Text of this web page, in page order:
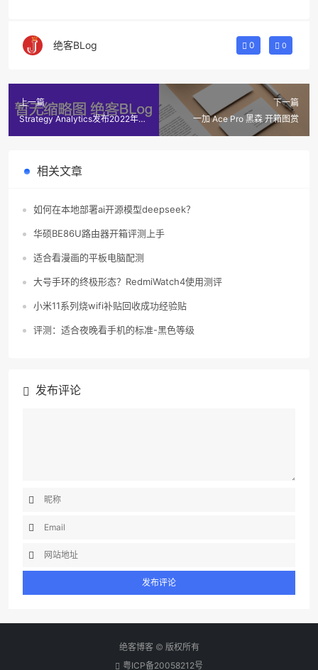
绝客BLog 0 0
上一篇
Strategy Analytics发布2022年
下一篇
一加 Ace Pro 黑森 开箱图赏
相关文章
如何在本地部署ai开源模型deepseek？
华硕BE86U路由器开箱评测上手
适合看漫画的平板电脑配测
大号手环的终极形态？RedmiWatch4使用测评
小米11系列烧wifi补贴回收成功经验贴
评测：适合夜晚看手机的标准-黑色等级
发布评论
绝客博客 © 版权所有
粤ICP备20058212号